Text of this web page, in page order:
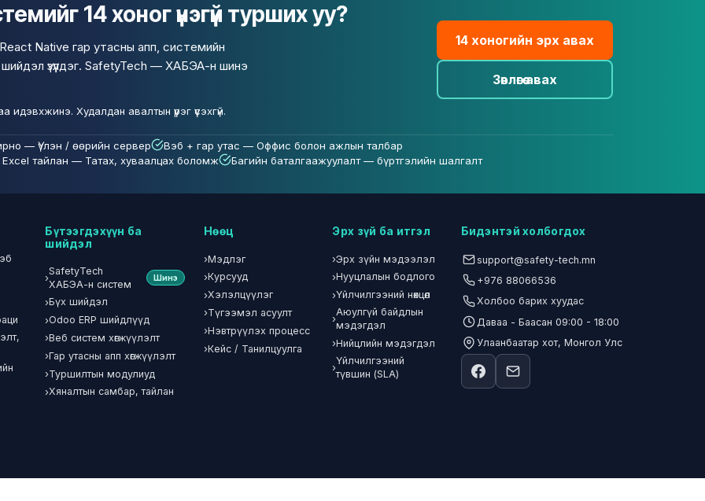
14 хоног үнэгүй турших уу?
Native гар утасны апп, системийн
үзүүлдэг. SafetyTech — ХАБЭА-н шинэ
Худалдан авалтын үүрэг үүсэхгүй.
14 хоногийн эрх авах
Зөвлөгөө авах
— Үүлэн / өөрийн сервер
Вэб + гар утас — Оффис болон ажлын талбар
Excel тайлан — Татах, хуваалцах боломж
Багийн баталгаажуулалт — бүртгэлийн шалгалт
Бүтээгдэхүүн ба
шийдэл
›
SafetyTech
ХАБЭА-н систем
Шинэ
›Бүх шийдэл
›Odoo ERP шийдлүүд
›Веб систем хөгжүүлэлт
›Гар утасны апп хөгжүүлэлт
›Туршилтын модулиуд
›Хяналтын самбар, тайлан
Нөөц
›Мэдлэг
›Курсууд
›Хэлэлцүүлэг
›Түгээмэл асуулт
›Нэвтрүүлэх процесс
›Кейс / Танилцуулга
Эрх зүй ба итгэл
›Эрх зүйн мэдээлэл
›Нууцлалын бодлого
›Үйлчилгээний нөхцөл
›
Аюулгүй байдлын
мэдэгдэл
›Нийцлийн мэдэгдэл
›
Үйлчилгээний
түвшин (SLA)
Бидэнтэй холбогдох
support@safety-tech.mn
+976 88066536
Холбоо барих хуудас
Даваа - Баасан 09:00 - 18:00
Улаанбаатар хот, Монгол Улс